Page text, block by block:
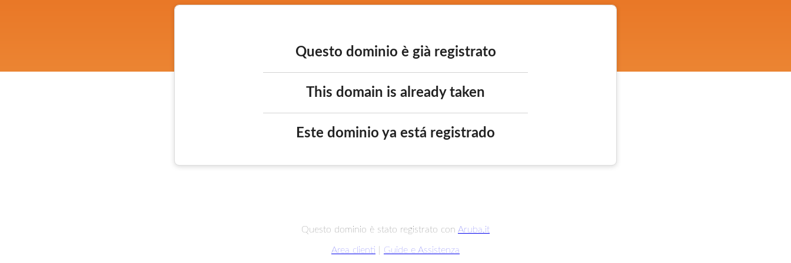
Questo dominio è già registrato
This domain is already taken
Este dominio ya está registrado
Questo dominio è stato registrato con Aruba.it
Area clienti Guide e Assistenza